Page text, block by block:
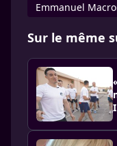
Emmanuel
Sur le même